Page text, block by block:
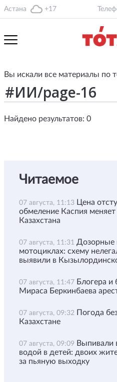
Астана +17
Вы искали все материалы по
Найдено результатов: 0
Читаемое
07 августа, 11:13 Цена
обмеление Каспия
Казахстана
07 августа, 11:31 Дозорные
мотоциклах: схему
выявили в
07 августа, 11:47 Блогера
Мираса Беркинбаева
07 августа, 09:32 Погода
Казахстане
07 августа, 09:09 Выпивали
водой в детей: двоих
за пьяную выходку